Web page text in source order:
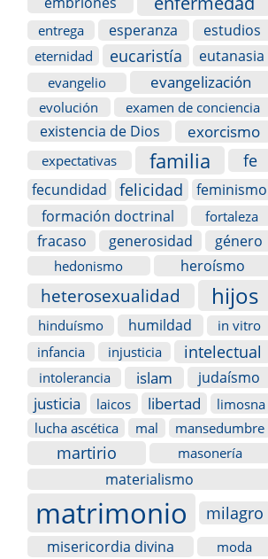
entrega esperanza estudios
eternidad eucaristía eutanasia
evangelio evangelización
evolución examen de conciencia
existencia de Dios exorcismo
expectativas familia fe
fecundidad felicidad
feminismo
formación doctrinal
fortaleza
fracaso generosidad género
hedonismo heroísmo
heterosexualidad hijos
hinduísmo humildad
in vitro
infancia
injusticia intelectual
intolerancia islam judaísmo
justicia laicos libertad
limosna
lucha ascética
mal mansedumbre
martirio masonería
materialismo
matrimonio milagro
misericordia divina
moda